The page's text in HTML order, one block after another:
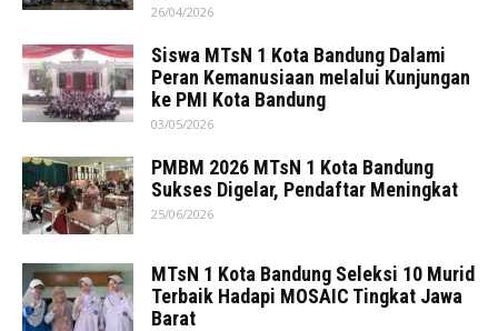
26/04/2026
Siswa MTsN 1 Kota Bandung Dalami
Peran Kemanusiaan melalui Kunjungan
ke PMI Kota Bandung
03/05/2026
PMBM 2026 MTsN 1 Kota Bandung
Sukses Digelar, Pendaftar Meningkat
25/06/2026
MTsN 1 Kota Bandung Seleksi 10 Murid
Terbaik Hadapi MOSAIC Tingkat Jawa
Barat